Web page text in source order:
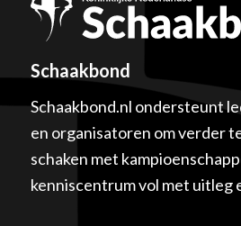
Schaakbond
Schaakbond.nl ondersteunt
en organisatoren om verder
schaken met
kenniscentrum vol met uitleg